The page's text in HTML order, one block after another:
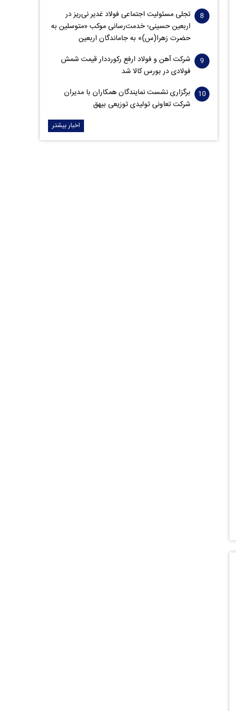
تجلی مسئولیت اجتماعی فولاد غدیر نی‌ریز در
اربعین حسینی؛ خدمت‌رسانی موکب «متوسلین به
حضرت زهرا(س)» به جاماندگان اربعین
شرکت آهن و فولاد ارفع رکورددار قیمت شمش
فولادی در بورس کالا شد
برگزاری نشست نمایندگان همکاران با مدیران
شرکت تعاونی تولیدی توزیعی بیهق
اخبار بیشتر